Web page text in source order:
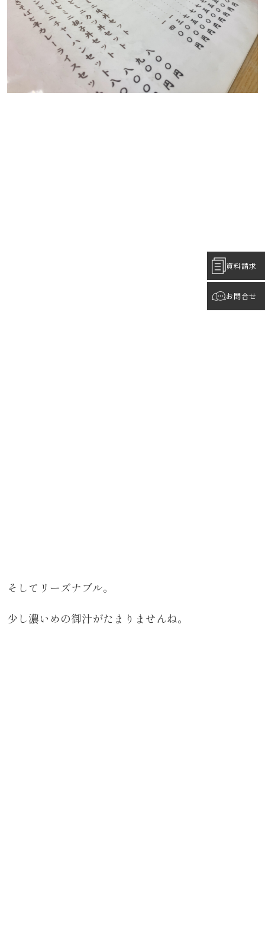
そしてリーズナブル。
少し濃いめの御汁がたまりませんね。
資料請求
お問合せ